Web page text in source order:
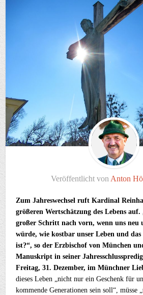
Veröffentlicht von Anton
Zum Jahreswechsel ruft Kardinal
größeren Wertschätzung des Lebens
großer Schritt nach vorn, wenn uns neu
würde, wie kostbar unser Leben und das
ist?“, so der Erzbischof von München
Manuskript in seiner
Freitag, 31. Dezember, im Münchner
dieses Leben „nicht nur ein Geschenk für
kommende Generationen sein soll“, müsse